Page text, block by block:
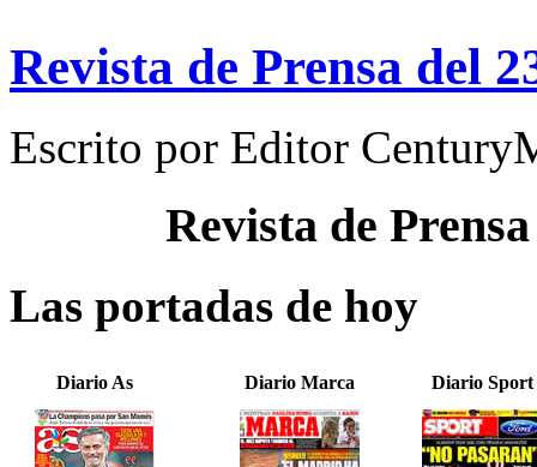
Revista de Prensa del
Escrito por Editor
Revista de
Las portadas de hoy
Diario As Diario Marca Diario Sport